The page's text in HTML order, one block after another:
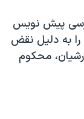
پيش نويس
به دليل نقض
شورشيان، محکوم